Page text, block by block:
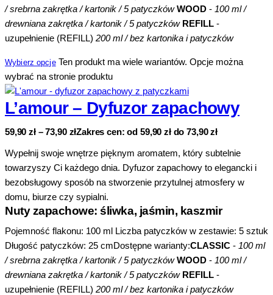
/ srebrna zakrętka / kartonik / 5 patyczków WOOD - 100 ml /
drewniana zakrętka / kartonik / 5 patyczków REFILL -
uzupełnienie (REFILL) 200 ml / bez kartonika i patyczków
Wybierz opcje Ten produkt ma wiele wariantów. Opcje można
wybrać na stronie produktu
L’amour – Dyfuzor zapachowy
59,90zł – 73,90 złZakres cen: od 59,90 zł do 73,90 zł
Wypełnij swoje wnętrze pięknym aromatem, który subtelnie
towarzyszy Ci każdego dnia. Dyfuzor zapachowy to elegancki i
bezobsługowy sposób na stworzenie przytulnej atmosfery w
domu, biurze czy sypialni.
Nuty zapachowe: śliwka, jaśmin, kaszmir
Pojemność flakonu: 100 ml Liczba patyczków w zestawie: 5 sztuk
Długość patyczków: 25 cmDostępne warianty:CLASSIC - 100 ml
/ srebrna zakrętka / kartonik / 5 patyczków WOOD - 100 ml /
drewniana zakrętka / kartonik / 5 patyczków REFILL -
uzupełnienie (REFILL) 200 ml / bez kartonika i patyczków